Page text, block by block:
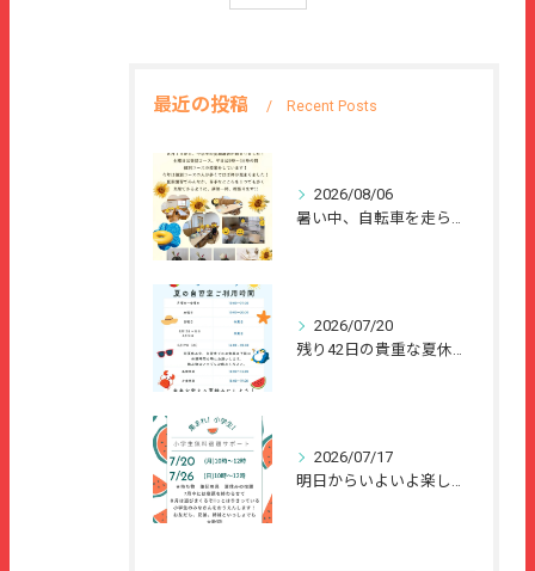
最近の投稿 Recent Posts
2026/08/06
2026/07/20
2026/07/17